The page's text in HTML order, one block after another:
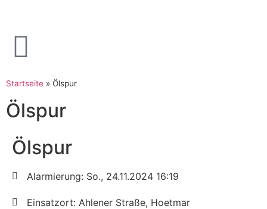
Startseite » Ölspur
Ölspur
Ölspur
Alarmierung: So., 24.11.2024 16:19
Einsatzort: Ahlener Straße, Hoetmar